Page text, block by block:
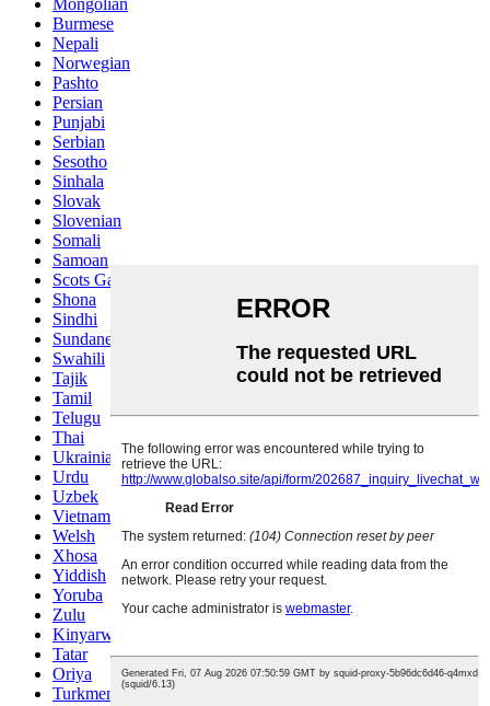
Mongolian
Burmese
Nepali
Norwegian
Pashto
Persian
Punjabi
Serbian
Sesotho
Sinhala
Slovak
Slovenian
Somali
Samoan
Scots Gaelic
Shona
Sindhi
Sundanese
Swahili
Tajik
Tamil
Telugu
Thai
Ukrainian
Urdu
Uzbek
Vietnamese
Welsh
Xhosa
Yiddish
Yoruba
Zulu
Kinyarwanda
Tatar
Oriya
Turkmen